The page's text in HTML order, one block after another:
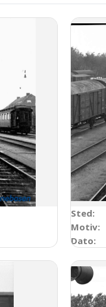
Sted:
Motiv:
Dato: